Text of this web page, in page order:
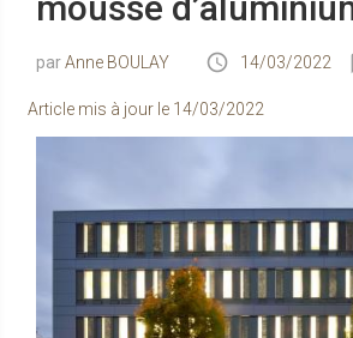
Anne BOULAY 14/03/2022
Article mis à jour le 14/03/2022